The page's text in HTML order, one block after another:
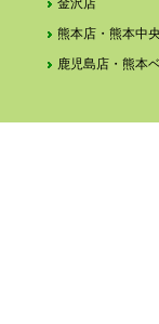
金沢店
熊本店・熊本中
鹿児島店・熊本